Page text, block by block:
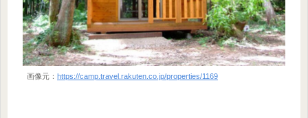
画像元： https://camp.travel.rakuten.co.jp/properties/1169